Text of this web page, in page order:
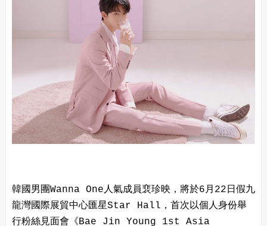
韓國男團Wanna One人氣成員裵珍映，將於6月22日假九
龍灣國際展貿中心匯星Star Hall，首次以個人身份舉
行粉絲見面會《Bae Jin Young 1st Asia